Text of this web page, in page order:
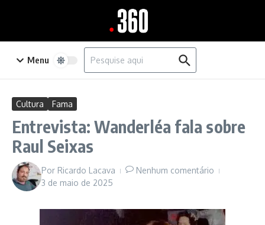
Menu
Procurar por:
Cultura Fama
Entrevista: Wanderléa fala sobre
Raul Seixas
Por Ricardo Lacava
Nenhum comentário
3 de maio de 2025